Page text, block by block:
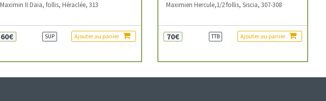
Maximin II Daia, follis, Héraclée, 313
60€ SUP Ajouter au panier
Maximien Hercule,1/2 follis, Siscia, 307-308
70€ TTB Ajouter au panier